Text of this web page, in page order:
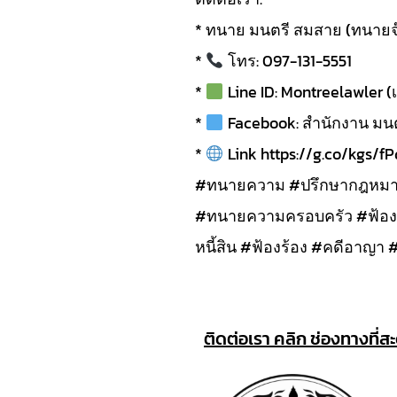
* ทนาย มนตรี สมสาย (ทนาย
*
โทร: 097-131-5551
*
Line ID: Montreelawler
*
Facebook: สำนักงาน
*
Link https://g.co/kgs/
#ทนายความ #ปรึกษากฎหม
#ทนายความครอบครัว #ฟ้อ
หนี้สิน #ฟ้องร้อง #คดีอาญา
ติดต่อเรา คลิก ช่องทางที่ส